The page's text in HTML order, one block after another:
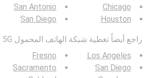
Chicago
Houston
San Antonio
San Diego
راجع أيضاً تغطية شبكة الهاتف المحمول 3G / 4G / 5G في منطقتك:
Los Angeles
San Diego
Fresno
Sacramento